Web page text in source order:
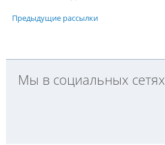
Предыдущие рассылки
Мы в социальных сетях